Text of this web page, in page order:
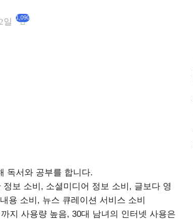
일 1,090
독서와 공부를 합니다.
보 소비, 소셜미디어 정보 소비, 글보다 영
용 소비, 뉴스 큐레이션 서비스 소비
지 사용량 높음, 30대 남녀의 인터넷 사용은